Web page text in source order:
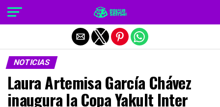
NOTICIAS
Laura Artemisa García Chávez
inaugura la Copa Yakult Inter
Salir de la versión móvil